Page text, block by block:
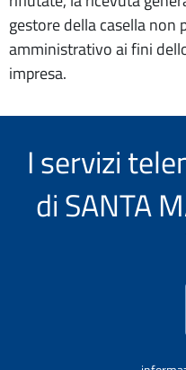
gestore della casella
amministrativo ai fini
impresa.
I servizi
di SANTA